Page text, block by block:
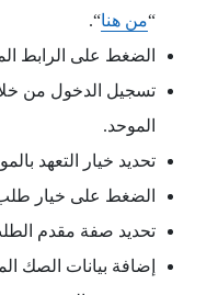
“من هنا“.
الضغط على الرابط
تسجيل الدخول من
الموحد.
تحديد خيار التعهد
الضغط على خيار
تحديد صفة مقدم
إضافة بيانات الصك